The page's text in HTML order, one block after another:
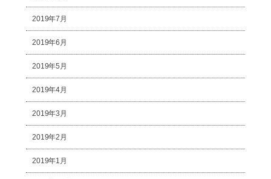
2019年7月
2019年6月
2019年5月
2019年4月
2019年3月
2019年2月
2019年1月